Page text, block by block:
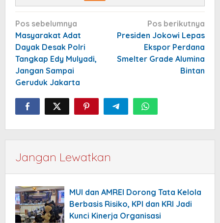
Navigasi
pos
Pos sebelumnya
Masyarakat Adat
Dayak Desak Polri
Tangkap Edy Mulyadi,
Jangan Sampai
Geruduk Jakarta
Pos berikutnya
Presiden Jokowi Lepas
Ekspor Perdana
Smelter Grade Alumina
Bintan
Jangan Lewatkan
MUI dan AMREI Dorong Tata Kelola
Berbasis Risiko, KPI dan KRI Jadi
Kunci Kinerja Organisasi